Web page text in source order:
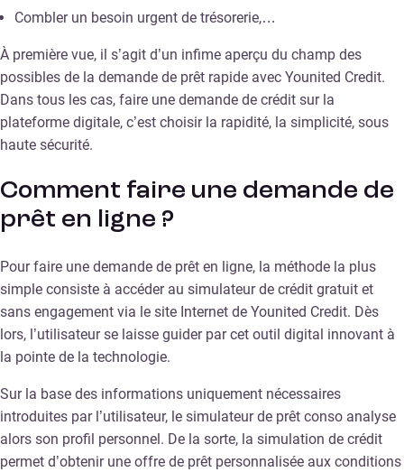
Combler un besoin urgent de trésorerie,…
À première vue, il s’agit d’un infime aperçu du champ des
possibles de la demande de prêt rapide avec Younited Credit.
Dans tous les cas, faire une demande de crédit sur la
plateforme digitale, c’est choisir la rapidité, la simplicité, sous
haute sécurité.
Comment faire une demande de
prêt en ligne ?
Pour faire une demande de prêt en ligne, la méthode la plus
simple consiste à accéder au simulateur de crédit gratuit et
sans engagement via le site Internet de Younited Credit. Dès
lors, l’utilisateur se laisse guider par cet outil digital innovant à
la pointe de la technologie.
Sur la base des informations uniquement nécessaires
introduites par l’utilisateur, le simulateur de prêt conso analyse
alors son profil personnel. De la sorte, la simulation de crédit
permet d’obtenir une offre de prêt personnalisée aux conditions